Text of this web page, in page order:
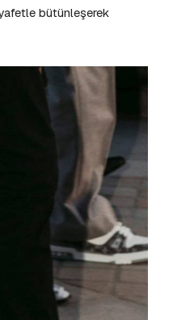
bütünleşerek